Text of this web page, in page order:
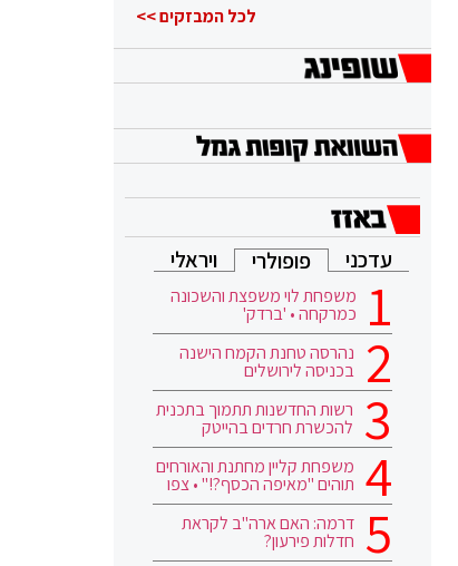
לכל המבזקים >>
עדכני פופולרי ויראלי
משפחת לוי משפצת והשכונה
כמרקחה • 'ברדק'
נהרסה טחנת הקמח הישנה
בכניסה לירושלים
רשות החדשנות תתמוך בתכנית
להכשרת חרדים בהייטק
משפחת קליין מחתנת והאורחים
תוהים "מאיפה הכסף?!" • צפו
דרמה: האם ארה"ב לקראת
חדלות פירעון?